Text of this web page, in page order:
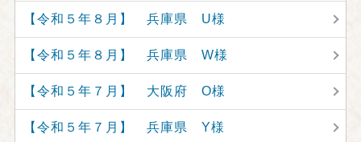
【令和５年８月】 兵庫県 U様
【令和５年８月】 兵庫県 W様
【令和５年７月】 大阪府 O様
【令和５年７月】 兵庫県 Y様